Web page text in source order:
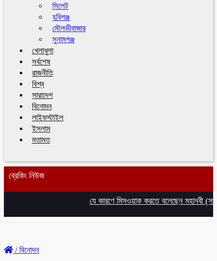
সিলেট
হবিগঞ্জ
মৌলভীবাজার
সুনামগঞ্জ
খেলাধুলা
সর্বশেষ
রাজনীতি
বিশ্ব
সারাদেশ
বিনোদন
লাইফস্টাইল
ইসলাম
মতামত
ব্রেকিং নিউজ
যে কারণে মিসওয়াক করতে বলেছেন মহানবী (সা.),
/ বিনোদন